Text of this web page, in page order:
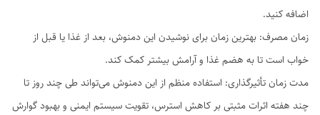
اضافه کنید.
زمان مصرف: بهترین زمان برای نوشیدن این دمنوش، بعد از غذا یا قبل از
خواب است تا به هضم غذا و آرامش بیشتر کمک کند.
مدت زمان تأثیرگذاری: استفاده منظم از این دمنوش می‌تواند طی چند روز تا
چند هفته اثرات مثبتی بر کاهش استرس، تقویت سیستم ایمنی و بهبود گوارش